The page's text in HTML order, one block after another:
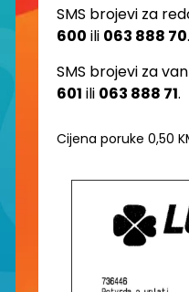
SMS brojevi za
600 ili 063 888 70.
SMS brojevi za
601 ili 063 888 71.
Cijena poruke 0,50